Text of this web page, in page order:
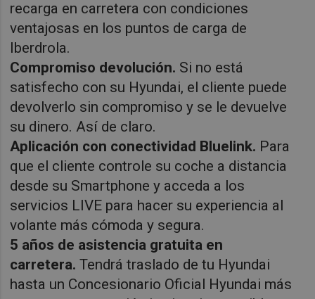
recarga en carretera con condiciones
ventajosas en los puntos de carga de
Iberdrola.
Compromiso devolución. Si no está
satisfecho con su Hyundai, el cliente puede
devolverlo sin compromiso y se le devuelve
su dinero. Así de claro.
Aplicación con conectividad Bluelink. Para
que el cliente controle su coche a distancia
desde su Smartphone y acceda a los
servicios LIVE para hacer su experiencia al
volante más cómoda y segura.
5 años de asistencia gratuita en
carretera.Tendrá traslado de tu Hyundai
hasta un Concesionario Oficial Hyundai más